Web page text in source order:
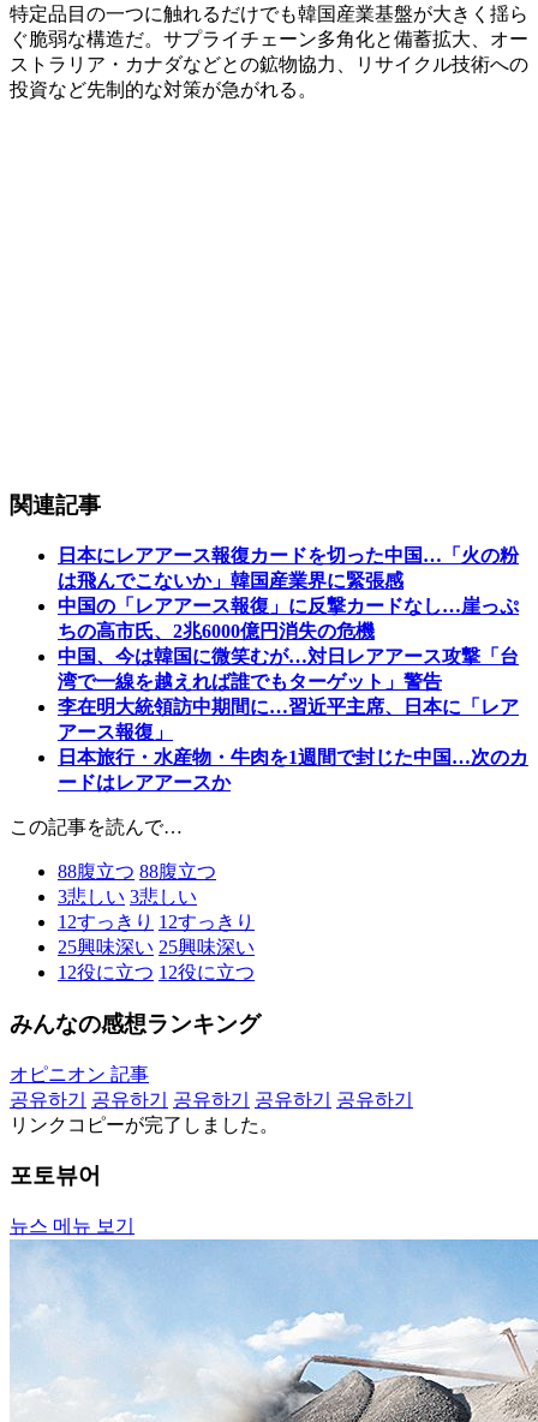
特定品目の一つに触れるだけでも韓国産業基盤が大きく揺ら
ぐ脆弱な構造だ。サプライチェーン多角化と備蓄拡大、オー
ストラリア・カナダなどとの鉱物協力、リサイクル技術への
投資など先制的な対策が急がれる。
関連記事
日本にレアアース報復カードを切った中国…「火の粉
は飛んでこないか」韓国産業界に緊張感
中国の「レアアース報復」に反撃カードなし…崖っぷ
ちの高市氏、2兆6000億円消失の危機
中国、今は韓国に微笑むが…対日レアアース攻撃「台
湾で一線を越えれば誰でもターゲット」警告
李在明大統領訪中期間に…習近平主席、日本に「レア
アース報復」
日本旅行・水産物・牛肉を1週間で封じた中国…次のカ
ードはレアアースか
この記事を読んで…
88腹立つ 88腹立つ
3悲しい 3悲しい
12すっきり 12すっきり
25興味深い 25興味深い
12役に立つ 12役に立つ
みんなの感想ランキング
オピニオン 記事
공유하기
공유하기 공유하기 공유하기
공유하기
リンクコピーが完了しました。
포토뷰어
뉴스 메뉴 보기